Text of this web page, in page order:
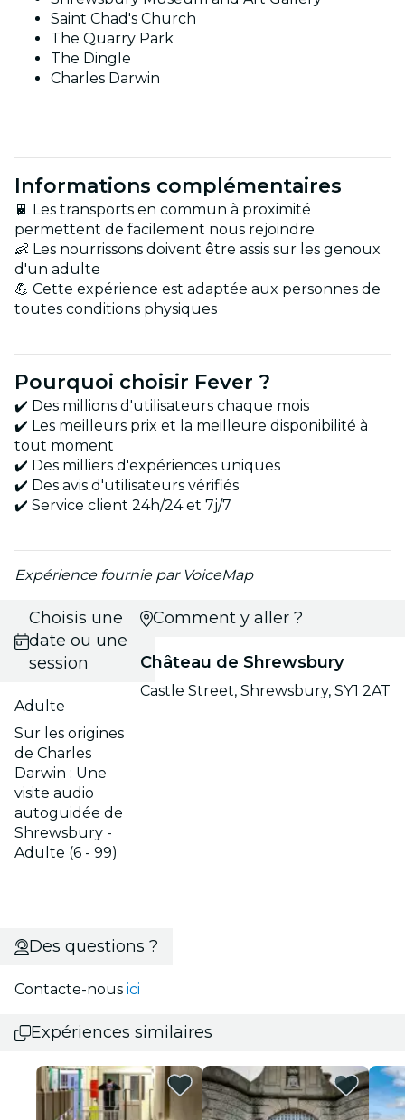
Saint Chad's Church
The Quarry Park
The Dingle
Charles Darwin
Informations complémentaires
🚆 Les transports en commun à proximité
permettent de facilement nous rejoindre
👶 Les nourrissons doivent être assis sur les genoux
d'un adulte
💪 Cette expérience est adaptée aux personnes de
toutes conditions physiques
Pourquoi choisir Fever ?
✔️ Des millions d'utilisateurs chaque mois
✔️ Les meilleurs prix et la meilleure disponibilité à
tout moment
✔️ Des milliers d'expériences uniques
✔️ Des avis d'utilisateurs vérifiés
✔️ Service client 24h/24 et 7j/7
Expérience fournie par VoiceMap
Choisis une
date ou une
session
Adulte
Sur les origines
de Charles
Darwin : Une
visite audio
autoguidée de
Shrewsbury -
Adulte (6 - 99)
Comment y aller ?
Château de Shrewsbury
Castle Street, Shrewsbury, SY1 2AT
Des questions ?
Contacte-nous ici
Expériences similaires